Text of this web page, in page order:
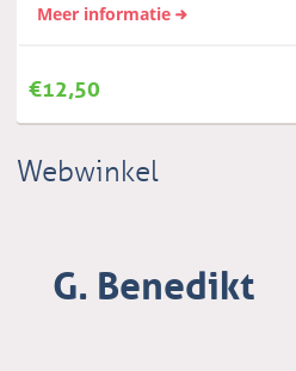
Meer informatie
€12,50
Webwinkel
G. Benedikt